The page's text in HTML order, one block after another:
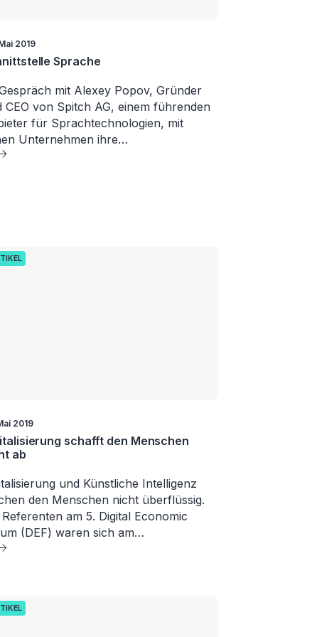
2019
Sprache
mit Alexey Popov, Gründer
CEO von Spitch AG, einem führenden
für Sprachtechnologien, mit
Unternehmen ihre…
2019
schafft den Menschen
ab
und Künstliche Intelligenz
den Menschen nicht überflüssig.
Referenten am 5. Digital Economic
(DEF) waren sich am…